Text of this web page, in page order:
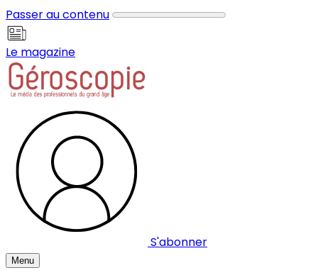
Passer au contenu
Le magazine
S'abonner
Menu
Panneau de gestion des cookies